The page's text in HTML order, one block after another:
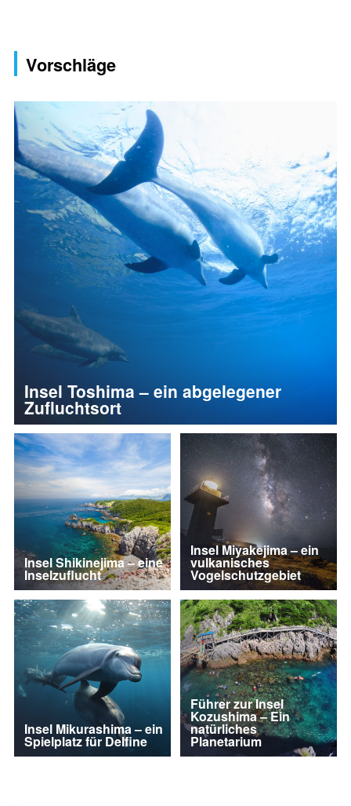
Vorschläge
Insel Toshima – ein abgelegener
Zufluchtsort
Insel Shikinejima – eine
Inselzuflucht
Insel Miyakejima – ein
vulkanisches
Vogelschutzgebiet
Insel Mikurashima – ein
Spielplatz für Delfine
Führer zur Insel
Kozushima – Ein
natürliches
Planetarium